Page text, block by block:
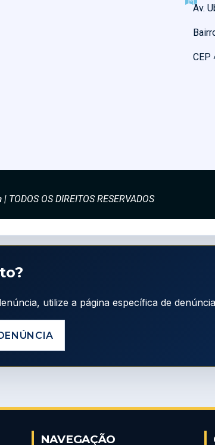
Av.
CEP
OS DIREITOS RESERVADOS
utilize a página específica de
NAVEGAÇÃO